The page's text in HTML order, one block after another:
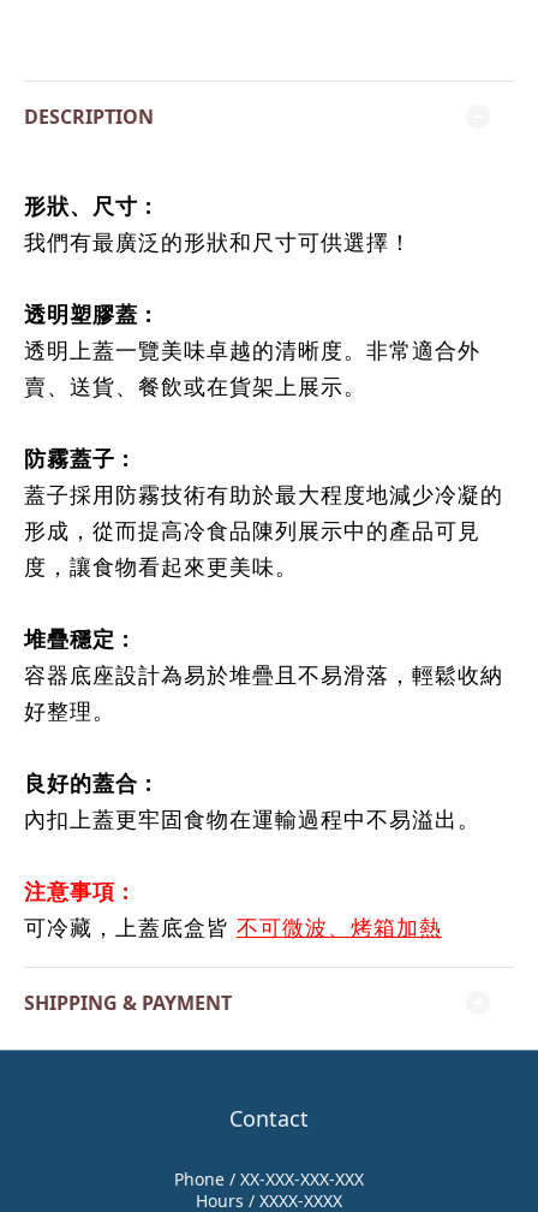
DESCRIPTION
形狀、尺寸 :
我們有最廣泛的形狀和尺寸可供選擇！
透明塑膠蓋 :
透明上蓋一覽美味卓越的清晰度。非常適合外
賣、送貨、餐飲或在貨架上展示。
防霧蓋子 :
蓋子採用防霧技術有助於最大程度地減少冷凝的
形成，從而提高冷食品陳列展示中的產品可見
度，讓食物看起來更美味。
堆疊穩定 :
容器底座設計為易於堆疊且不易滑落， 輕鬆收納
好整理。
良好的蓋合 :
內扣上蓋更牢固食物在運輸過程中不易溢出。
注意事項 :
可冷藏，上蓋底盒皆 不可微波、烤箱加熱
SHIPPING & PAYMENT
Contact
Phone / XX-XXX-XXX-XXX
Hours / XXXX-XXXX